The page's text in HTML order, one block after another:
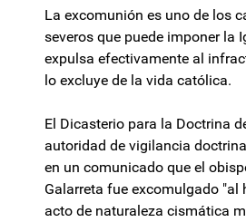
La excomunión es uno de los
severos que puede imponer la
expulsa efectivamente al
lo excluye de la vida católica.
El Dicasterio para la Doctrina
autoridad de vigilancia
en un comunicado que el
Galarreta fue excomulgado "al
acto de naturaleza cismática